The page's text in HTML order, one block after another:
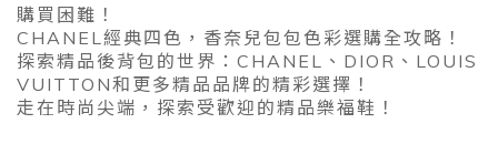
購買困難！
CHANEL經典四色，香奈兒包包色彩選購全攻略！
探索精品後背包的世界：CHANEL、DIOR、LOUIS
VUITTON和更多精品品牌的精彩選擇！
走在時尚尖端，探索受歡迎的精品樂福鞋！